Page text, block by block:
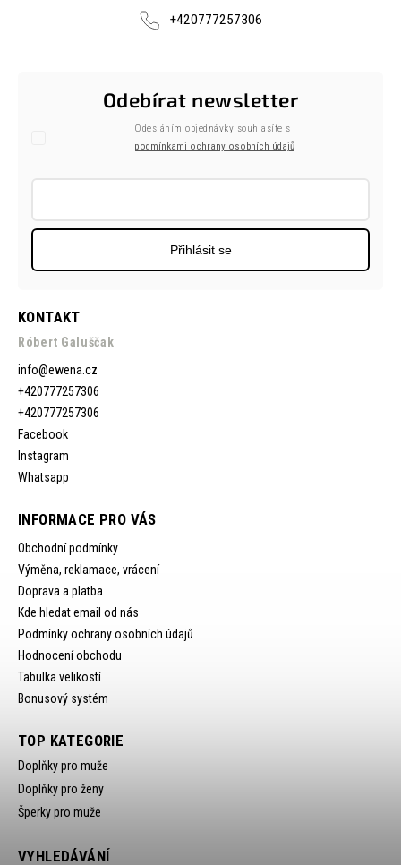
+420777257306
KONTAKT
Róbert Galuščak
info@ewena.cz
+420777257306
+420777257306
Facebook
Instagram
Whatsapp
INFORMACE PRO VÁS
Obchodní podmínky
Výměna, reklamace, vrácení
Doprava a platba
Kde hledat email od nás
Podmínky ochrany osobních údajů
Hodnocení obchodu
Tabulka velikostí
Bonusový systém
Odebírat newsletter
Odesláním objednávky souhlasíte s
podmínkami ochrany osobních údajů
Přihlásit se
TOP KATEGORIE
Doplňky pro muže
Doplňky pro ženy
Šperky pro muže
VYHLEDÁVÁNÍ